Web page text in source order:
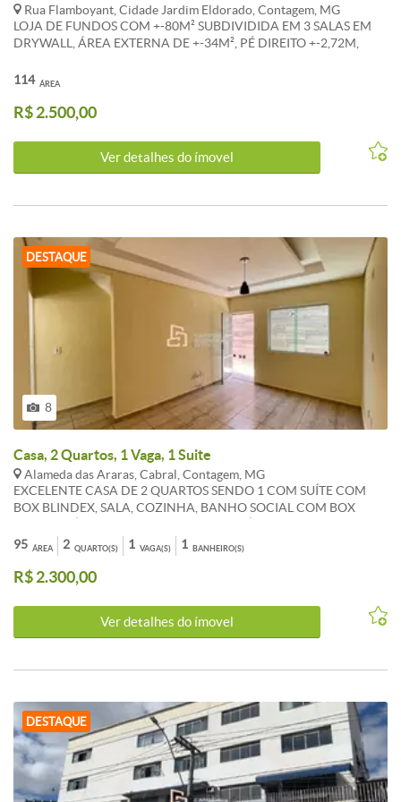
Rua Flamboyant, Cidade Jardim Eldorado, Contagem, MG
LOJA DE FUNDOS COM +-80M² SUBDIVIDIDA EM 3 SALAS EM
DRYWALL, ÁREA EXTERNA DE +-34M², PÉ DIREITO +-2,72M,
AZULEJADO, 2 BANHEIROS NO CORREDOR SENDO 1
VALORES ANUNCIADOS DE IPTU E CONDOMÍNIO SÃO
(31) 983 868 716
ÁREA
114
R$ 2.500,00
Ver detalhes do ímovel
DESTAQUE
8
Casa, 2 Quartos, 1 Vaga, 1 Suite
Alameda das Araras, Cabral, Contagem, MG
EXCELENTE CASA DE 2 QUARTOS SENDO 1 COM SUÍTE COM
BOX BLINDEX, SALA, COZINHA, BANHO SOCIAL COM BOX
VAGA DE GARAGEM, ÚLTIMA CASA DO CORREDOR. PRÓXIMO
AO CEFET NA ILHA DO CABRAL *OS VALORES ANUNCIADOS DE
CONDOMÍNIO E IPTU SÃO REFERENCIAIS E PODEM SOFRER
ÁREA
95 QUARTO(S)
2 VAGA(S)
1 BANHEIRO(S)
1
R$ 2.300,00
Ver detalhes do ímovel
DESTAQUE